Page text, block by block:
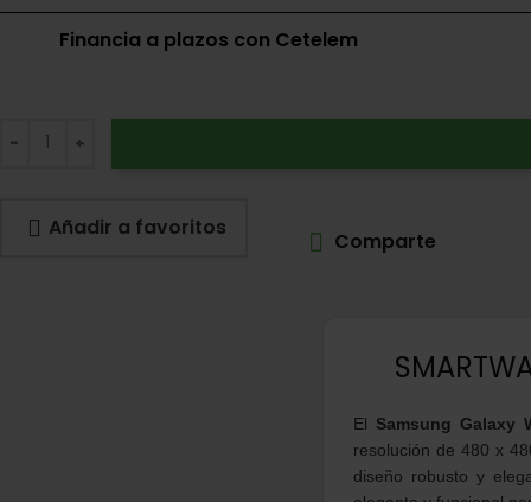
Financia a plazos con Cetelem
Añadir a favoritos
Comparte
El Samsung Galaxy
resolución de 480 x
diseño robusto y